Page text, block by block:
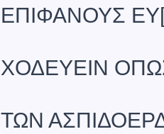
ΕΠΙΦΑΝΟΥΣ
ΧΟΔΕΥΕΙΝ
ΤΩΝ